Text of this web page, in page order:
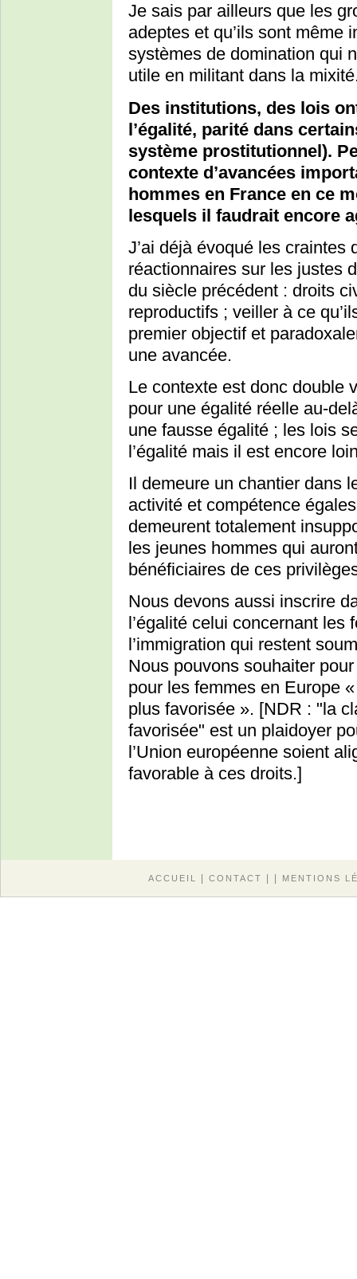
Je sais par ailleurs que les
adeptes et qu’ils sont même
systèmes de domination qui
utile en militant dans la
Des institutions, des lois
l’égalité, parité dans
système prostitutionnel).
contexte d’avancées
hommes en France en ce
lesquels il faudrait encore
J’ai déjà évoqué les craintes
réactionnaires sur les justes
du siècle précédent : droits
reproductifs ; veiller à ce
premier objectif et
une avancée.
Le contexte est donc double
pour une égalité réelle au-
une fausse égalité ; les lois
l’égalité mais il est encore
Il demeure un chantier dans
activité et compétence
demeurent totalement
les jeunes hommes qui
bénéficiaires de ces
Nous devons aussi inscrire
l’égalité celui concernant les
l’immigration qui restent
Nous pouvons souhaiter
pour les femmes en Europe
plus favorisée ». [NDR : "la
favorisée" est un plaidoyer
l’Union européenne soient
favorable à ces droits.]
ACCUEIL CONTACT MENTIONS